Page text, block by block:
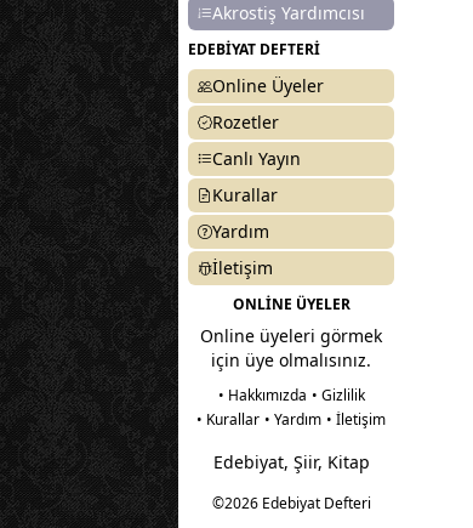
Akrostiş Yardımcısı
EDEBİYAT DEFTERİ
Online Üyeler
Rozetler
Canlı Yayın
Kurallar
Yardım
İletişim
ONLİNE ÜYELER
Online üyeleri görmek
için üye olmalısınız.
• Hakkımızda • Gizlilik
• Kurallar • Yardım • İletişim
Edebiyat, Şiir, Kitap
©2026 Edebiyat Defteri